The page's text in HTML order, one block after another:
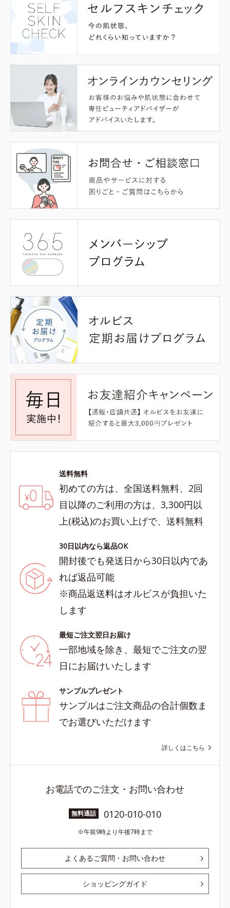
送料無料
初めての方は、全国送料無料、2回
目以降のご利用の方は、3,300円以
上(税込)のお買い上げで、送料無料
30日以内なら返品OK
開封後でも発送日から30日以内であ
れば返品可能
※商品返送料はオルビスが負担いた
します
最短ご注文翌日お届け
一部地域を除き、最短でご注文の翌
日にお届けいたします
サンプルプレゼント
サンプルはご注文商品の合計個数ま
でお選びいただけます
詳しくはこちら
お電話でのご注文・お問い合わせ
無料通話 0120-010-010
午前9時より午後7時まで
よくあるご質問・お問い合わせ
ショッピングガイド